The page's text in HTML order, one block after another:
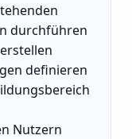
durchführen
definieren
Nutzern